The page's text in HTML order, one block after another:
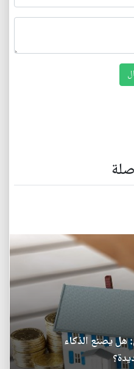
هل يصنع الذكاء